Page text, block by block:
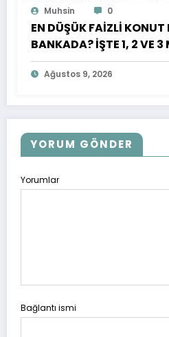
Muhsin 0
EN DÜŞÜK FAİZLİ
BANKADA? İŞTE 1, 2 VE 3
AYLIK TAKSİTİ VE GERİ
Ağustos 9, 2026
YORUM GÖNDER
Yorumlar
Bağlantı ismi